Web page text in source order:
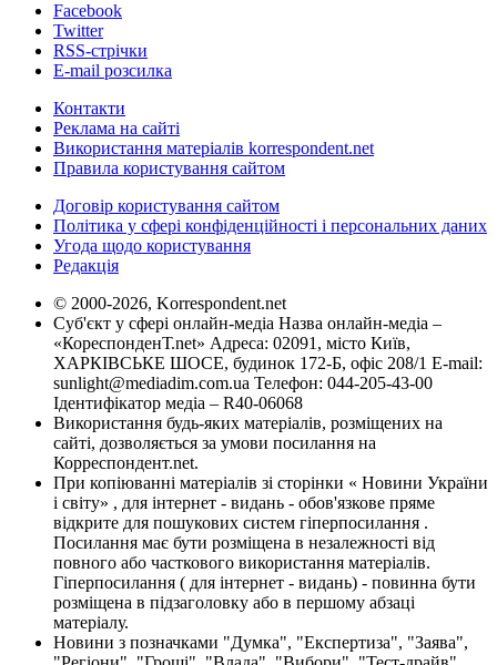
Facebook
Twitter
RSS-стрічки
E-mail розсилка
Контакти
Реклама на сайті
Використання матеріалів korrespondent.net
Правила користування сайтом
Договір користування сайтом
Політика у сфері конфіденційності і персональних даних
Угода щодо користування
Редакція
© 2000-2026, Korrespondent.net
Суб'єкт у сфері онлайн-медіа Назва онлайн-медіа –
«КореспонденТ.net» Адреса: 02091, місто Київ,
ХАРКІВСЬКЕ ШОСЕ, будинок 172-Б, офіс 208/1 E-mail:
sunlight@mediadim.com.ua Телефон: 044-205-43-00
Ідентифікатор медіа – R40-06068
Використання будь-яких матеріалів, розміщених на
сайті, дозволяється за умови посилання на
Корреспондент.net.
При копіюванні матеріалів зі сторінки « Новини України
і світу» , для інтернет - видань - обов'язкове пряме
відкрите для пошукових систем гіперпосилання .
Посилання має бути розміщена в незалежності від
повного або часткового використання матеріалів.
Гіперпосилання ( для інтернет - видань) - повинна бути
розміщена в підзаголовку або в першому абзаці
матеріалу.
Новини з позначками "Думка", "Експертиза", "Заява",